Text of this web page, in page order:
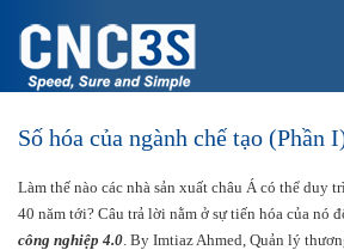
p
Số hóa của ngành chế tạo (Phần
Làm thế nào các nhà sản xuất châu Á có thể duy
40 năm tới? Câu trả lời nằm ở sự tiến hóa của nó
công nghiệp 4.0 . By Imtiaz Ahmed, Quản lý